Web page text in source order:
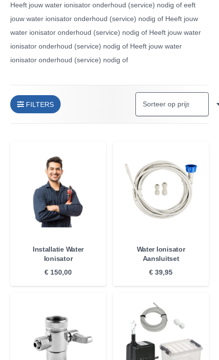
Heeft jouw water ionisator onderhoud (service) nodig of eeft
jouw water ionisator onderhoud (service) nodig of Heeft jouw
water ionisator onderhoud (service) nodig of Heeft jouw water
ionisator onderhoud (service) nodig of Heeft jouw water
ionisator onderhoud (service) nodig of
FILTERS
Installatie Water
Ionisator
€ 150,00
Water Ionisator
Aansluitset
€ 39,95